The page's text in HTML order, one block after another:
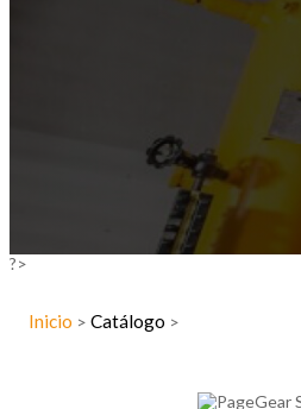
?>
Inicio > Catálogo >